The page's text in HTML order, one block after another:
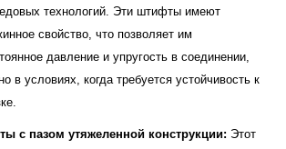
технологий. Эти штифты имеют
свойство, что позволяет им
давление и упругость в соединении,
в условиях, когда требуется устойчивость к
с пазом утяжеленной конструкции: Этот